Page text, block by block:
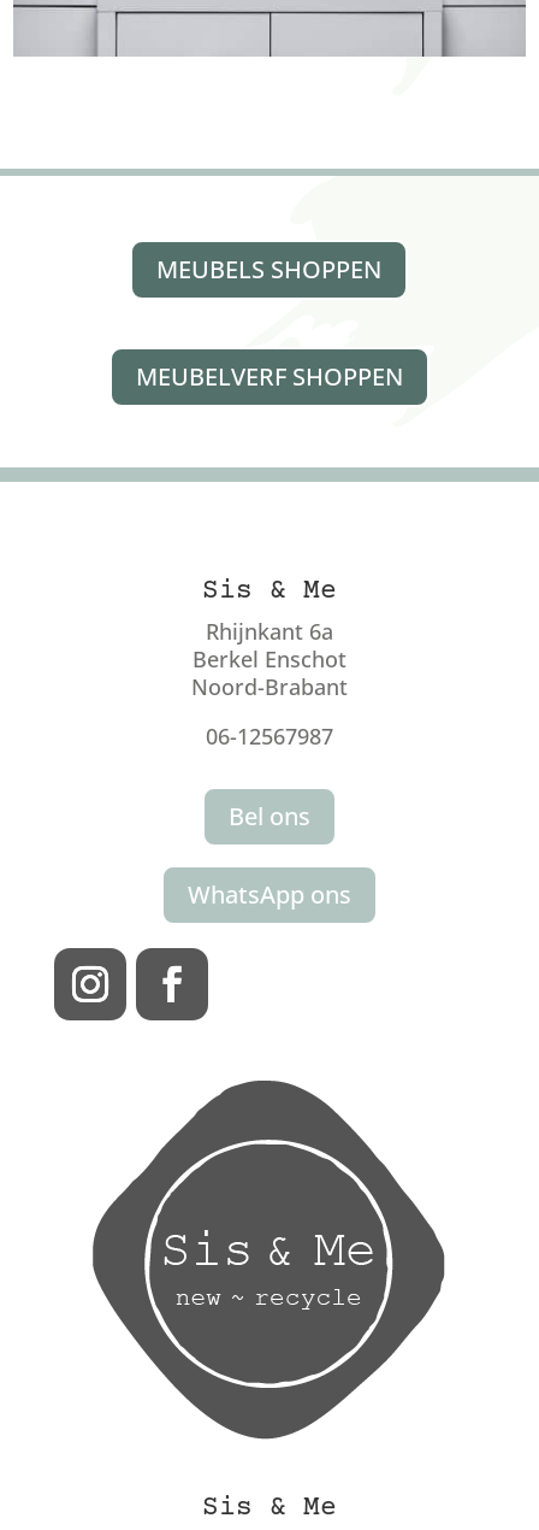
MEUBELS SHOPPEN
MEUBELVERF SHOPPEN
Sis & Me
Rhijnkant 6a
Berkel Enschot
Noord-Brabant
06-12567987
Bel ons
WhatsApp ons
Sis & Me